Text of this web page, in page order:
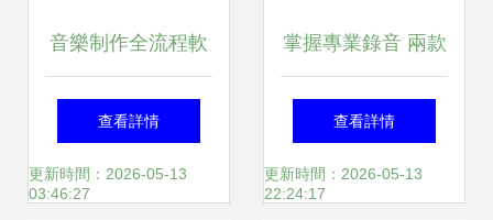
在框架及其比記錄
_插件配套細化銜
接的實務剖編》
音樂制作全流程軟
件指南 從編曲到混
音的專業工具集合
查看詳情
更新時間：2026-05-13
03:46:27
掌握專業錄音 兩款
高效電腦錄音軟件
推薦與制作全攻略
查看詳情
更新時間：2026-05-13
22:24:17